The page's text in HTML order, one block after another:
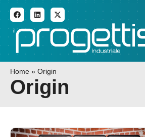
Home » Origin
Origin